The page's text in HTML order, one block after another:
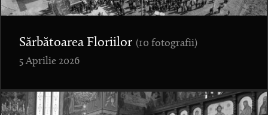
Sărbătoarea Floriilor (10 fotografii)
5 Aprilie 2026